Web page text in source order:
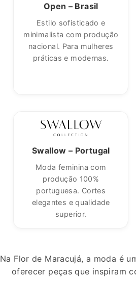
Open – Brasil
Estilo sofisticado e
minimalista com produção
nacional. Para mulheres
práticas e modernas.
Swallow – Portugal
Moda feminina com
produção 100%
portuguesa. Cortes
elegantes e qualidade
superior.
Na Flor de Maracujá, a moda é
oferecer peças que inspiram